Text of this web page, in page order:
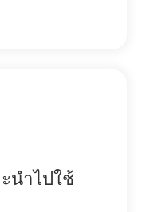
นำไปใช้